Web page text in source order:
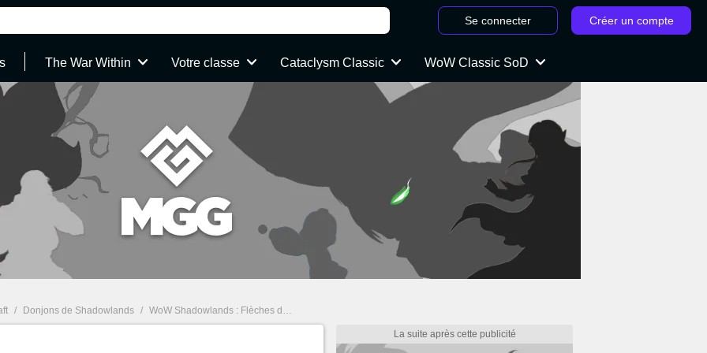
Se connecter Créer un compte
The War Within Votre classe Cataclysm Classic WoW Classic SoD
/ Donjons de Shadowlands / WoW Shadowlands : Flèches de l'Ascension, Guide Donjon